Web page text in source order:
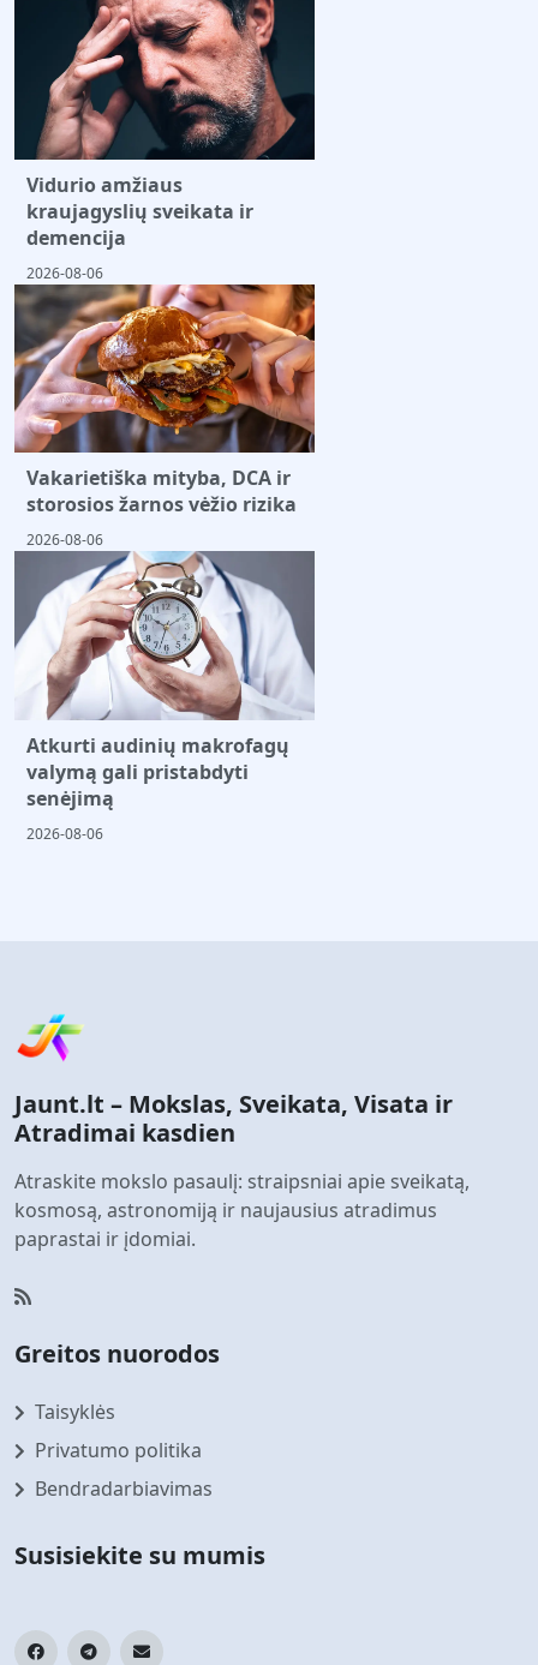
Vidurio amžiaus
kraujagyslių sveikata ir
demencija
2026-08-06
Vakarietiška mityba, DCA ir
storosios žarnos vėžio rizika
2026-08-06
Atkurti audinių makrofagų
valymą gali pristabdyti
senėjimą
2026-08-06
Jaunt.lt – Mokslas, Sveikata, Visata ir
Atradimai kasdien
Atraskite mokslo pasaulį: straipsniai apie sveikatą,
kosmosą, astronomiją ir naujausius atradimus
paprastai ir įdomiai.
Greitos nuorodos
Taisyklės
Privatumo politika
Bendradarbiavimas
Susisiekite su mumis